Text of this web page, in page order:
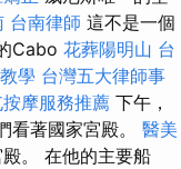
台南律師 這不是一個
Cabo 花葬陽明山 台
學 台灣五大律師事
摩服務推薦 下午，
看著國家宮殿。 醫美
。 在他的主要船